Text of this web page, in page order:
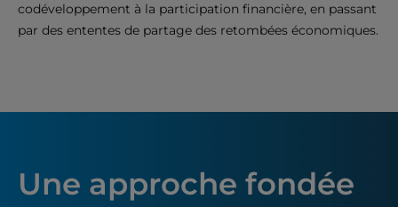
codéveloppement à la participation financière, en passant
par des ententes de partage des retombées économiques.
Une approche fondée